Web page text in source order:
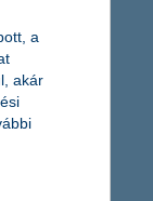
dolgozunk,
a
akár